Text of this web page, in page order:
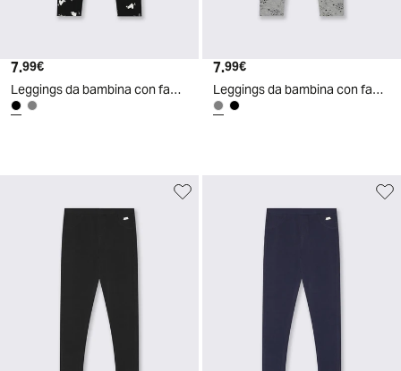
Prezzo attuale
7.99€
Leggings da bambina con fantasia estrosa - Nero
Prezzo attuale
7.99€
Leggings da bambina con fantasia estrosa - Grigio chiaro mel.